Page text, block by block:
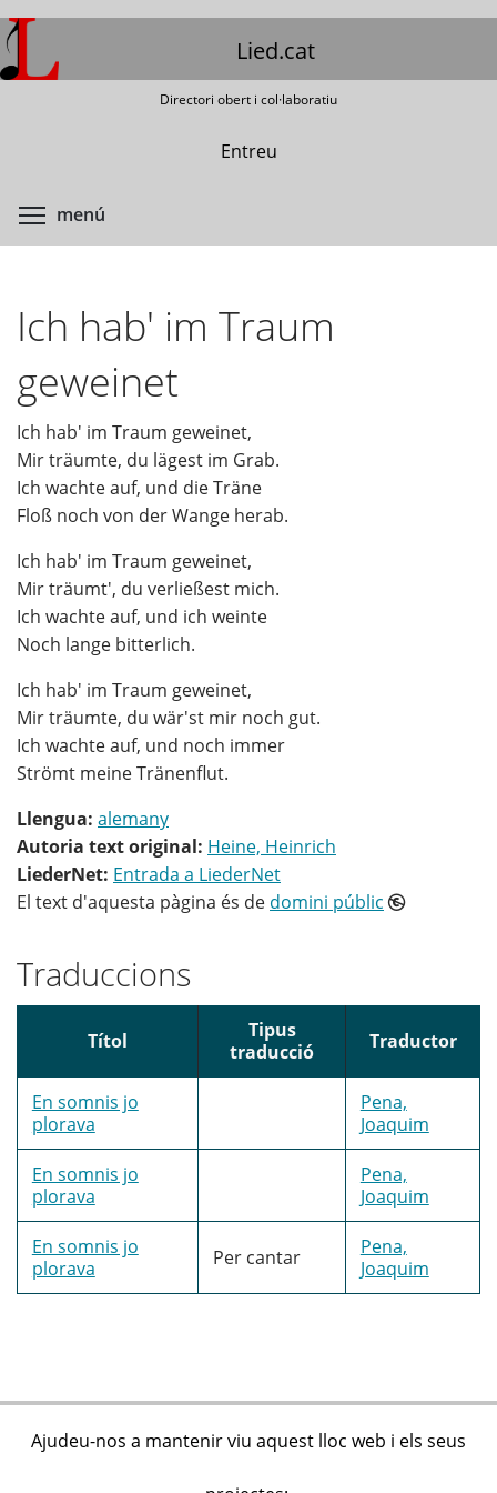
Vés
al
contingut
Lied.cat
Directori obert i col·laboratiu
Entreu
menú
Ich hab' im Traum
geweinet
Ich hab' im Traum geweinet,
Mir träumte, du lägest im Grab.
Ich wachte auf, und die Träne
Floß noch von der Wange herab.
Ich hab' im Traum geweinet,
Mir träumt', du verließest mich.
Ich wachte auf, und ich weinte
Noch lange bitterlich.
Ich hab' im Traum geweinet,
Mir träumte, du wär'st mir noch gut.
Ich wachte auf, und noch immer
Strömt meine Tränenflut.
Llengua: alemany
Autoria text original: Heine, Heinrich
LiederNet: Entrada a LiederNet
El text d'aquesta pàgina és de domini públic
Traduccions
Títol
Tipus
traducció
Traductor
En somnis jo
plorava
Pena,
Joaquim
En somnis jo
plorava
Pena,
Joaquim
En somnis jo
plorava
Per cantar
Pena,
Joaquim
Ajudeu-nos a mantenir viu aquest lloc web i els seus